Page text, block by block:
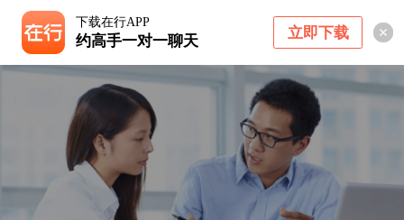
下载在行APP
约高手一对一聊天 立即下载